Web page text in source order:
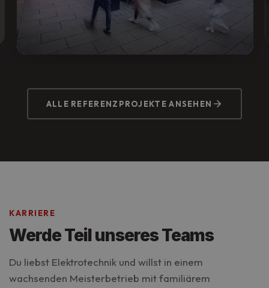
Vorher: Komplexes Anforderungsprofil mit
Sicherheitstechnik und IT.
ALLE REFERENZPROJEKTE ANSEHEN
KARRIERE
Werde Teil unseres Teams
Du liebst Elektrotechnik und willst in einem
wachsenden Meisterbetrieb mit familiärem